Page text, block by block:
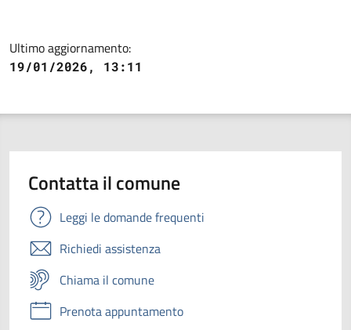
Ultimo aggiornamento:
19/01/2026, 13:11
Contatta il comune
Leggi le domande frequenti
Richiedi assistenza
Chiama il comune
Prenota appuntamento